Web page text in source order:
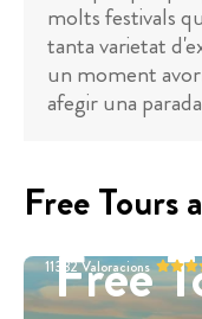
molts festivals
tanta varietat
un moment
afegir una
Free Tours
Free
11332Valoracions